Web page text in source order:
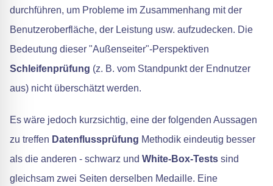
durchführen, um Probleme im Zusammenhang mit der
Benutzeroberfläche, der Leistung usw. aufzudecken. Die
Bedeutung dieser "Außenseiter"-Perspektiven
Schleifenprüfung (z. B. vom Standpunkt der Endnutzer
aus) nicht überschätzt werden.
Es wäre jedoch kurzsichtig, eine der folgenden Aussagen
zu treffen Datenflussprüfung Methodik eindeutig besser
als die anderen - schwarz und White-Box-Tests sind
gleichsam zwei Seiten derselben Medaille. Eine